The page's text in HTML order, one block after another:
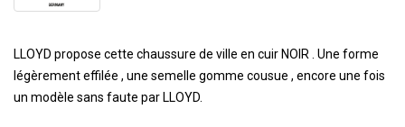
LLOYD propose cette chaussure de ville en cuir NOIR . Une forme
légèrement effilée , une semelle gomme cousue , encore une fois
un modèle sans faute par LLOYD.